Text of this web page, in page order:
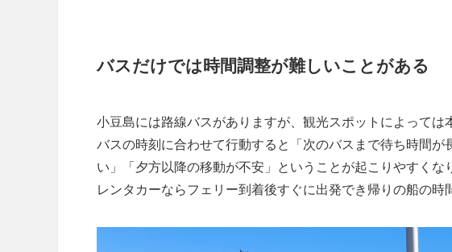
バスだけでは時間調整が難しいことがある
小豆島には路線バスがありますが、観光スポットによっては
バスの時刻に合わせて行動すると「次のバスまで待ち時間
い」「夕方以降の移動が不安」ということが起こりやすくな
レンタカーならフェリー到着後すぐに出発でき帰りの船の時